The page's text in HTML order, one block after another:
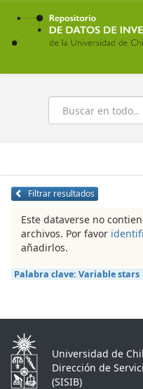
Ir
contenido
principal
Buscar
Filtrar resultados
Este dataverse no
archivos. Por favor
añadirlos.
Palabra clave: Variable stars
Universidad de
Dirección de
(SISIB)